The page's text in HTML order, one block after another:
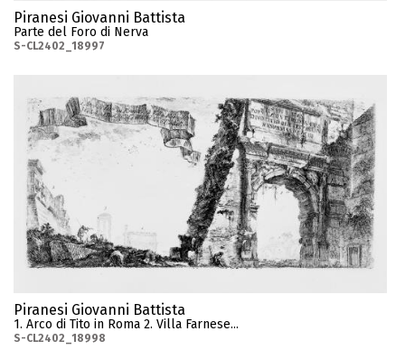
Piranesi Giovanni Battista
Parte del Foro di Nerva
S-CL2402_18997
Piranesi Giovanni Battista
1. Arco di Tito in Roma 2. Villa Farnese...
S-CL2402_18998